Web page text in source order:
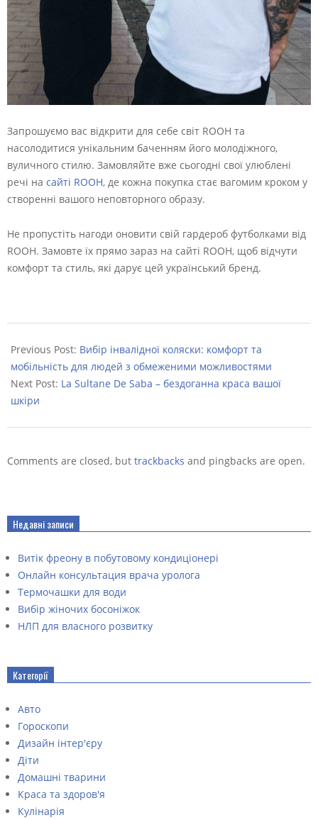
Запрошуємо вас відкрити для себе світ ROOH та
насолодитися унікальним баченням його молодіжного,
вуличного стилю. Замовляйте вже сьогодні свої улюблені
речі на сайті ROOH, де кожна покупка стає вагомим кроком у
створенні вашого неповторного образу.
Не пропустіть нагоди оновити свій гардероб футболками від
ROOH. Замовте їх прямо зараз на сайті ROOH, щоб відчути
комфорт та стиль, які дарує цей український бренд.
11-
23
Previous Post: Вибір інвалідної коляски: комфорт та
мобільність для людей з обмеженими можливостями
Next Post: La Sultane De Saba – бездоганна краса вашої
шкіри
Comments are closed, but trackbacks and pingbacks are open.
Недавні записи
Витік фреону в побутовому кондиціонері
Онлайн консультация врача уролога
Термочашки для води
Вибір жіночих босоніжок
НЛП для власного розвитку
Категорії
Авто
Гороскопи
Дизайн інтер'єру
Діти
Домашні тварини
Краса та здоров'я
Кулінарія